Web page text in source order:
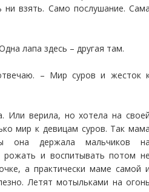
ни взять. Само послушание.
лапа здесь – другая там.
– Мир суров и жесток
Или верила, но хотела на
мир к девицам суров. Так
она держала мальчиков
рожать и воспитывать потом
а практически маме самой
Летят мотыльками на